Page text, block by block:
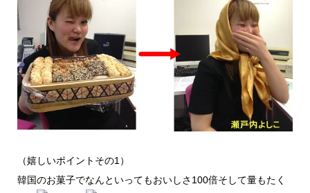
（嬉しいポイントその1）
韓国のお菓子でなんといってもおいしさ100倍そして量もたく